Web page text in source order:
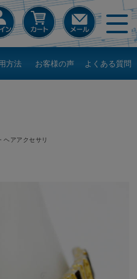
方法 お客様の声 よくある質問
ヘアアクセサリ